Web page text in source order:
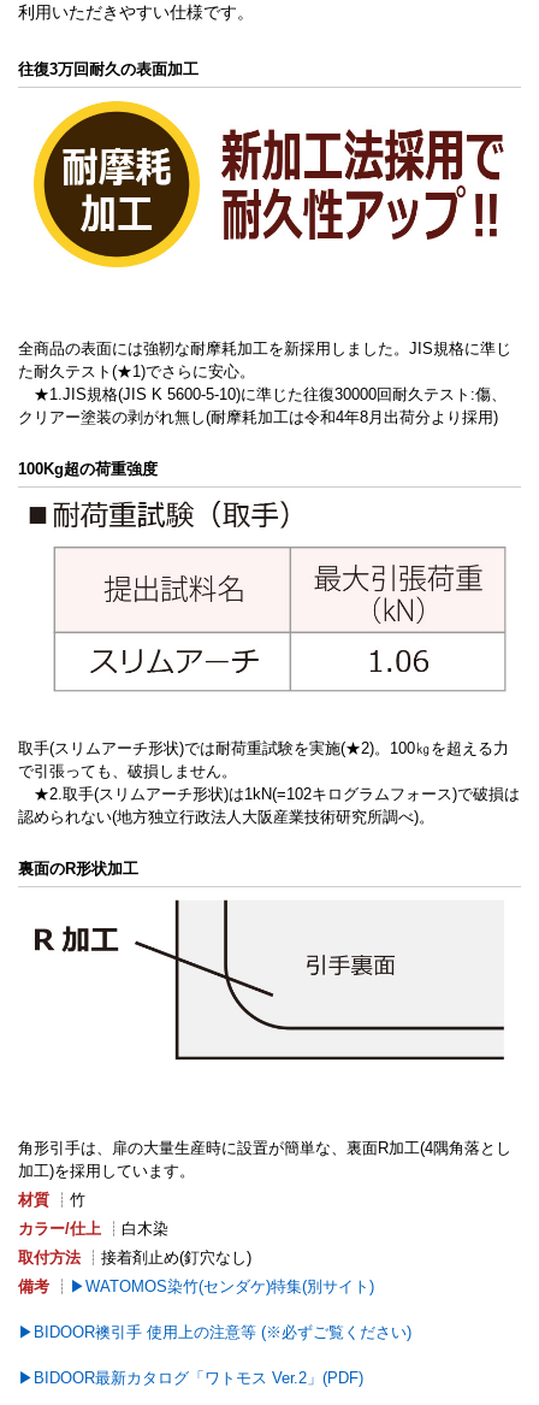
利用いただきやすい仕様です。
往復3万回耐久の表面加工
全商品の表面には強靭な耐摩耗加工を新採用しました。JIS規格に準じ
た耐久テスト(★1)でさらに安心。
★1.JIS規格(JIS K 5600-5-10)に準じた往復30000回耐久テスト:傷、
クリアー塗装の剥がれ無し(耐摩耗加工は令和4年8月出荷分より採用)
100Kg超の荷重強度
取手(スリムアーチ形状)では耐荷重試験を実施(★2)。100㎏を超える力
で引張っても、破損しません。
★2.取手(スリムアーチ形状)は1kN(=102キログラムフォース)で破損は
認められない(地方独立行政法人大阪産業技術研究所調べ)。
裏面のR形状加工
角形引手は、扉の大量生産時に設置が簡単な、裏面R加工(4隅角落とし
加工)を採用しています。
材質
┊竹
カラー/仕上
┊白木染
取付方法
┊接着剤止め(釘穴なし)
備考
┊ WATOMOS染竹(センダケ)特集(別サイト)
BIDOOR襖引手 使用上の注意等 (※必ずご覧ください)
BIDOOR最新カタログ「ワトモス Ver.2」(PDF)